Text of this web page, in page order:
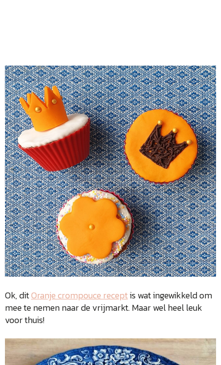
Ok, ditOranje crompouce receptis wat ingewikkeld om
mee te nemen naar de vrijmarkt. Maar wel heel leuk
voor thuis!